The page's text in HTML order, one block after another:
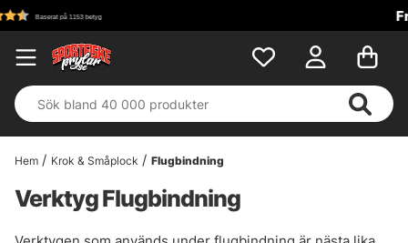
Hem Krok & Småplock Flugbindning
Verktyg Flugbindning